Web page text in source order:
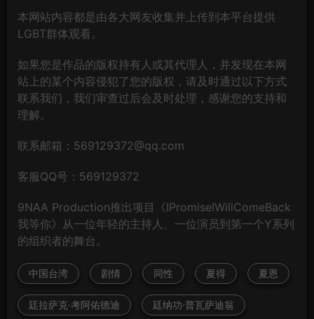
本网站内容都是由各大网友收集并上传到本平台提供
LGBT群体观看。
如果您是作品的版权持有人或其代理人，并发现在本网
站上的某个内容侵犯了您的版权，请及时通过以下方式
联系我们，我们审查过后会及时处理，感谢您的支持和
理解。
联系邮箱：569129372@qq.com
客服QQ号：569129372
9NAA Production推出项目《IPromiseIWillComeBack
我等你》从一位年轻的主持人、一位演员到第一个Y系列
的组织者的舞台。
中国台湾 剧情 同性 夏得 夏恩
廷拉萨克·考阿佑德迪 廷纳功·普瓦萨迪翁